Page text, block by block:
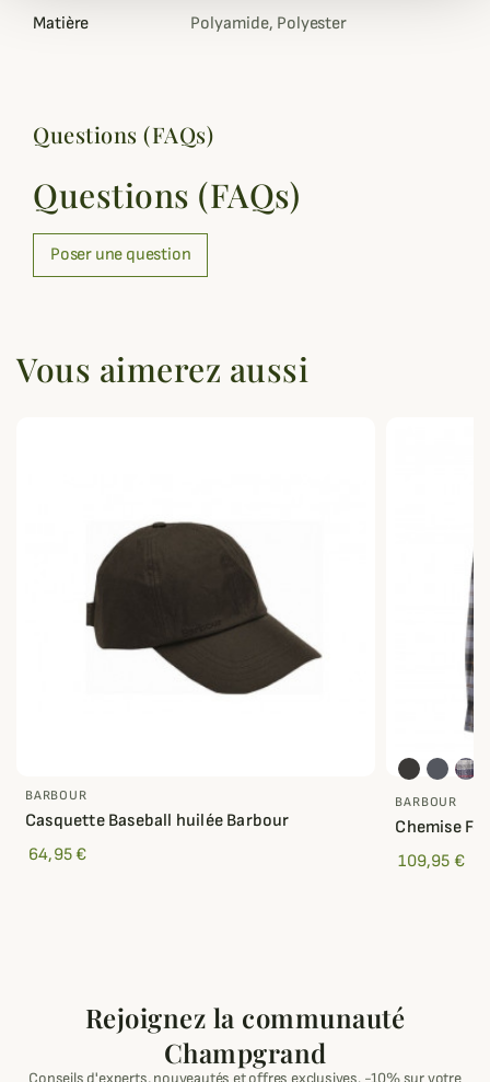
Matière Polyamide, Polyester
Questions (FAQs)
Questions (FAQs)
Poser une question
Vous aimerez aussi
BARBOUR
Casquette Baseball huilée Barbour
64,95 €
BARBOUR
Chemise
109,95 €
Rejoignez la communauté
Champgrand